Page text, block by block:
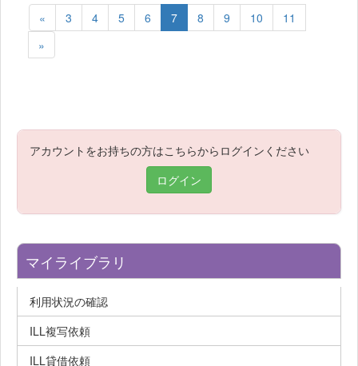
« 3 4 5 6 7 8 9 10
11
»
アカウントをお持ちの方はこちらからログインください
ログイン
マイライブラリ
利用状況の確認
ILL複写依頼
ILL貸借依頼